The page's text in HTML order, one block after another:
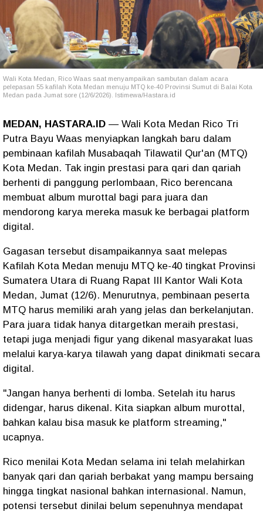
Wali Kota Medan, Rico Waas saat menyampaikan sambutan dalam acara
pelepasan 55 kafilah Kota Medan menuju MTQ ke-40 Provinsi Sumut di Balai Kota
Medan pada Jumat sore (12/6/2026). Istimewa/Hastara.id
MEDAN, HASTARA.ID — Wali Kota Medan Rico Tri
Putra Bayu Waas menyiapkan langkah baru dalam
pembinaan kafilah Musabaqah Tilawatil Qur'an (MTQ)
Kota Medan. Tak ingin prestasi para qari dan qariah
berhenti di panggung perlombaan, Rico berencana
membuat album murottal bagi para juara dan
mendorong karya mereka masuk ke berbagai platform
digital.
Gagasan tersebut disampaikannya saat melepas
Kafilah Kota Medan menuju MTQ ke-40 tingkat Provinsi
Sumatera Utara di Ruang Rapat III Kantor Wali Kota
Medan, Jumat (12/6). Menurutnya, pembinaan peserta
MTQ harus memiliki arah yang jelas dan berkelanjutan.
Para juara tidak hanya ditargetkan meraih prestasi,
tetapi juga menjadi figur yang dikenal masyarakat luas
melalui karya-karya tilawah yang dapat dinikmati secara
digital.
"Jangan hanya berhenti di lomba. Setelah itu harus
didengar, harus dikenal. Kita siapkan album murottal,
bahkan kalau bisa masuk ke platform streaming,"
ucapnya.
Rico menilai Kota Medan selama ini telah melahirkan
banyak qari dan qariah berbakat yang mampu bersaing
hingga tingkat nasional bahkan internasional. Namun,
potensi tersebut dinilai belum sepenuhnya mendapat